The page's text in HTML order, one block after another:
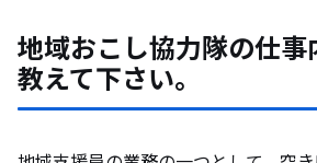
地域おこし協力隊の仕事
教えて下さい。